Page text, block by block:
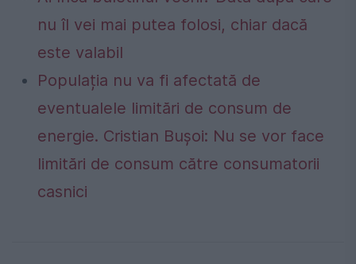
nu îl vei mai putea folosi, chiar dacă
este valabil
Populația nu va fi afectată de
eventualele limitări de consum de
energie. Cristian Bușoi: Nu se vor face
limitări de consum către consumatorii
casnici